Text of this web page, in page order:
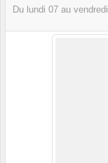
Du lundi 07 au vendredi